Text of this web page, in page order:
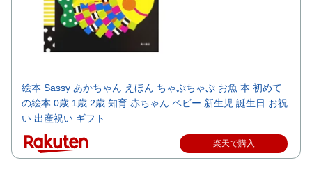
絵本 Sassy あかちゃん えほん ちゃぷちゃぷ お魚 本 初めて
の絵本 0歳 1歳 2歳 知育 赤ちゃん ベビー 新生児 誕生日 お祝
い 出産祝い ギフト
楽天で購入